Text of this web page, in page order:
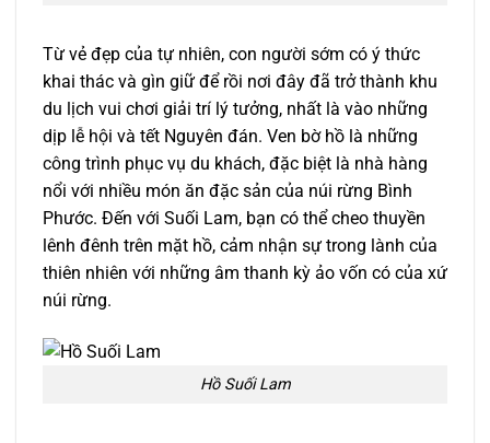
Từ vẻ đẹp của tự nhiên, con người sớm có ý thức
khai thác và gìn giữ để rồi nơi đây đã trở thành khu
du lịch vui chơi giải trí lý tưởng, nhất là vào những
dịp lễ hội và tết Nguyên đán. Ven bờ hồ là những
công trình phục vụ du khách, đặc biệt là nhà hàng
nổi với nhiều món ăn đặc sản của núi rừng Bình
Phước. Đến với Suối Lam, bạn có thể cheo thuyền
lênh đênh trên mặt hồ, cảm nhận sự trong lành của
thiên nhiên với những âm thanh kỳ ảo vốn có của xứ
núi rừng.
Hồ Suối Lam